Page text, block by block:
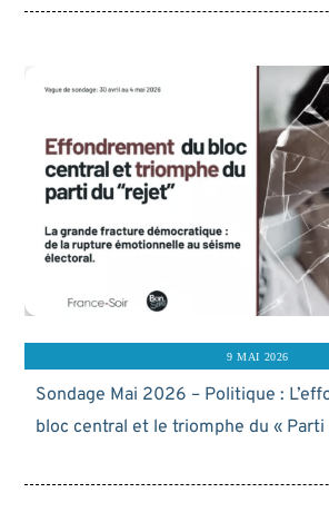
9 MAI 2026
Sondage Mai 2026 – Politique :
bloc central et le triomphe du «